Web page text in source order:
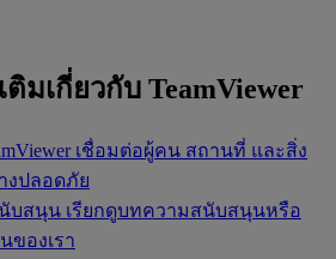
มเกี่ยวกับ TeamViewer
เชื่อมต่อผู้คน สถานที่ และสิ่ง
งปลอดภัย
บสนุน เรียกดูบทความสนับสนุนหรือ
ของเรา